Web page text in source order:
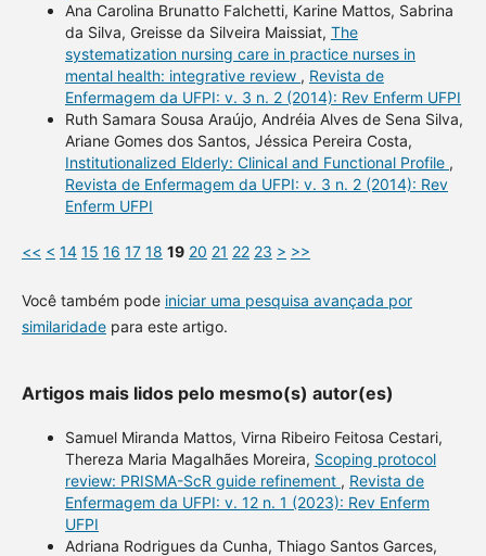
Ana Carolina Brunatto Falchetti, Karine Mattos, Sabrina
da Silva, Greisse da Silveira Maissiat, The
systematization nursing care in practice nurses in
mental health: integrative review , Revista de
Enfermagem da UFPI: v. 3 n. 2 (2014): Rev Enferm UFPI
Ruth Samara Sousa Araújo, Andréia Alves de Sena Silva,
Ariane Gomes dos Santos, Jéssica Pereira Costa,
Institutionalized Elderly: Clinical and Functional Profile ,
Revista de Enfermagem da UFPI: v. 3 n. 2 (2014): Rev
Enferm UFPI
<< < 14 15 16 17 18 19 20 21 22 23 > >>
Você também pode iniciar uma pesquisa avançada por
similaridadepara este artigo.
Artigos mais lidos pelo mesmo(s) autor(es)
Samuel Miranda Mattos, Virna Ribeiro Feitosa Cestari,
Thereza Maria Magalhães Moreira, Scoping protocol
review: PRISMA-ScR guide refinement , Revista de
Enfermagem da UFPI: v. 12 n. 1 (2023): Rev Enferm
UFPI
Adriana Rodrigues da Cunha, Thiago Santos Garces,